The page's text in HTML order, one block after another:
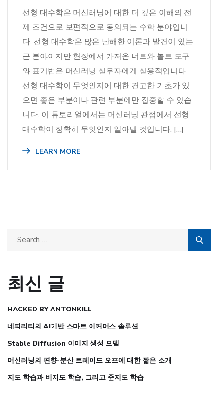
선형 대수학은 머신러닝에 대한 더 깊은 이해의 전
제 조건으로 보편적으로 동의되는 수학 분야입니
다. 선형 대수학은 많은 난해한 이론과 발견이 있는
큰 분야이지만 현장에서 가져온 너트와 볼트 도구
와 표기법은 머신러닝 실무자에게 실용적입니다.
선형 대수학이 무엇인지에 대한 견고한 기초가 있
으면 좋은 부분이나 관련 부분에만 집중할 수 있습
니다. 이 튜토리얼에서는 머신러닝 관점에서 선형
대수학이 정확히 무엇인지 알아낼 것입니다. […]
LEARN MORE
최신 글
HACKED BY ANTONKILL
네피리티의 AI기반 스마트 이커머스 솔루션
Stable Diffusion 이미지 생성 모델
머신러닝의 편향-분산 트레이드 오프에 대한 짧은 소개
지도 학습과 비지도 학습, 그리고 준지도 학습